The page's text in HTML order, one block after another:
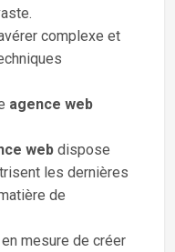
complexe et
agence web
web dispose
les dernières
de
mesure de créer